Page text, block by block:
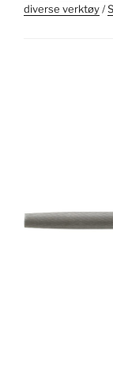
diverse verktøy/